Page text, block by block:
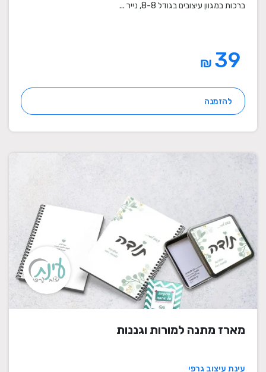
ברכות במגוון עיצובים בגודל 8-8, נייר ...
₪
להזמנה
מארז מתנה למורות וגננות
עינת עיצוב גרפי